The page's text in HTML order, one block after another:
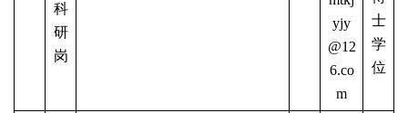
科
研
岗
yjy
@12
6.co
m
士
学
位